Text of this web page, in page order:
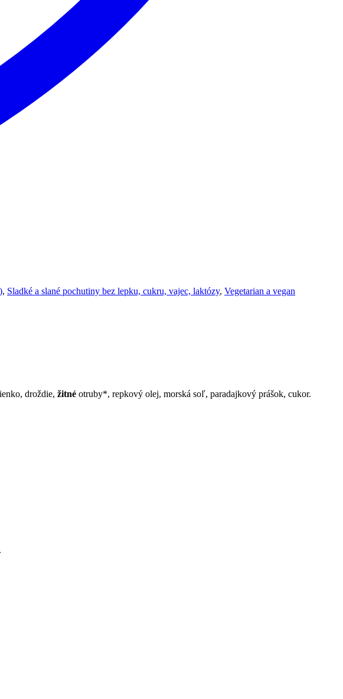
, Sladké a slané pochutiny bez lepku, cukru, vajec, laktózy, Vegetarian a vegan
droždie, žitné otruby*, repkový olej, morská soľ, paradajkový prášok, cukor.